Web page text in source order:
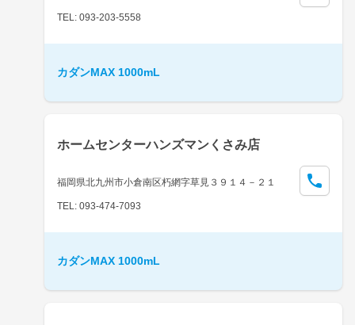
TEL: 093-203-5558
カダンMAX 1000mL
ホームセンターハンズマンくさみ店
福岡県北九州市小倉南区朽網字草見３９１４－２１
TEL: 093-474-7093
カダンMAX 1000mL